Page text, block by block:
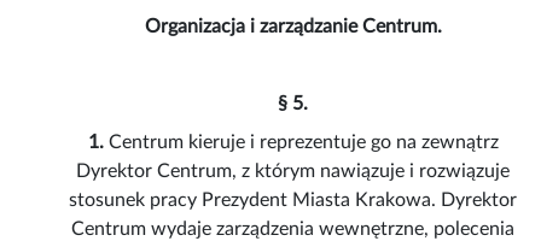
Organizacja i zarządzanie Centrum.
§ 5.
1. Centrum kieruje i reprezentuje go na zewnątrz
Dyrektor Centrum, z którym nawiązuje i rozwiązuje
stosunek pracy Prezydent Miasta Krakowa. Dyrektor
Centrum wydaje zarządzenia wewnętrzne, polecenia